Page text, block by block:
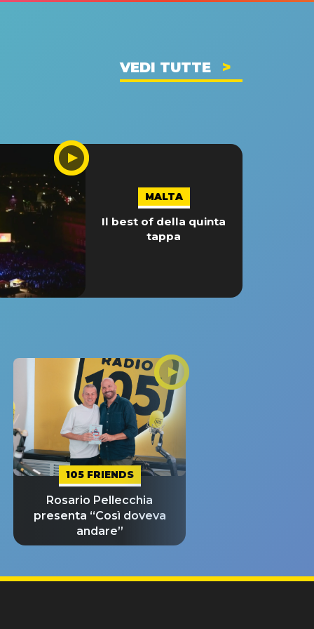
VEDI TUTTE
MALTA
Il best of della quinta
tappa
105 FRIENDS
Rosario Pellecchia
presenta “Così doveva
andare”